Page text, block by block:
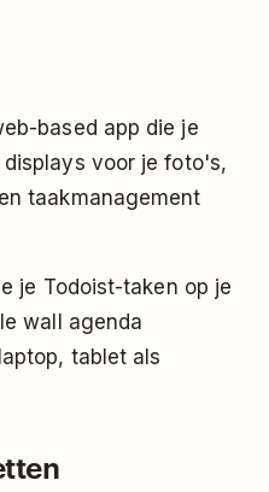
based app die je
voor je foto's,
taakmanagement
je Todoist-taken op je
wall agenda
tablet als